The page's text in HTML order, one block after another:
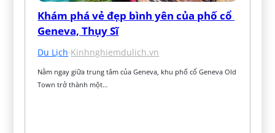
Khám phá vẻ đẹp bình yên của phố cổ
Geneva, Thụy Sĩ
Du Lịch·Kinhnghiemdulich.vn
Nằm ngay giữa trung tâm của Geneva, khu phố cổ Geneva Old
Town trở thành một…